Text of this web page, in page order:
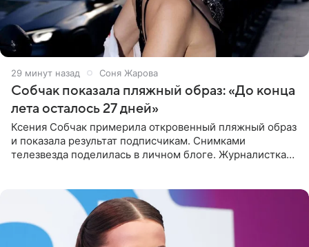
29 минут назад Соня Жарова
Собчак показала пляжный образ: «До конца
лета осталось 27 дней»
Ксения Собчак примерила откровенный пляжный образ
и показала результат подписчикам. Снимками
телезвезда поделилась в личном блоге. Журналистка